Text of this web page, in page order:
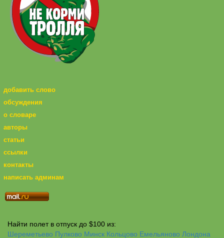
добавить слово
обсуждения
о словаре
авторы
статьи
ссылки
контакты
написать админам
Найти полет в отпуск до $100 из:
Шереметьево Пулково Минск Кольцово Емельяново Лондона